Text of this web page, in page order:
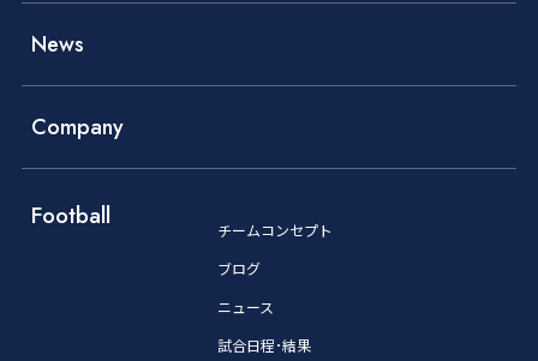
News
Company
Football
チームコンセプト
ブログ
ニュース
試合日程･結果